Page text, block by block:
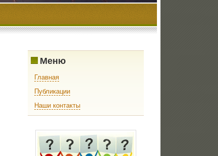
Меню
Главная
Публикации
Наши контакты